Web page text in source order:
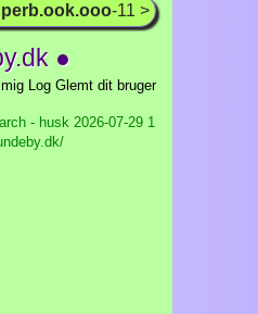
-11 >
●
Log Glemt dit bruger
- husk 2026-07-29 1